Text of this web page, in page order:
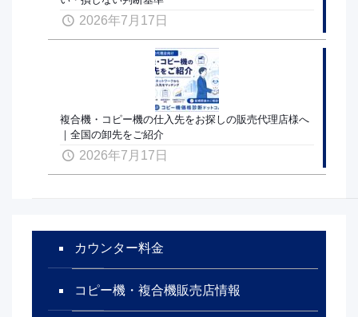
2026年7月17日
複合機・コピー機の仕入先をお探しの販売代理店様へ
｜全国の卸先をご紹介
2026年7月17日
カウンター料金
コピー機・複合機販売店情報